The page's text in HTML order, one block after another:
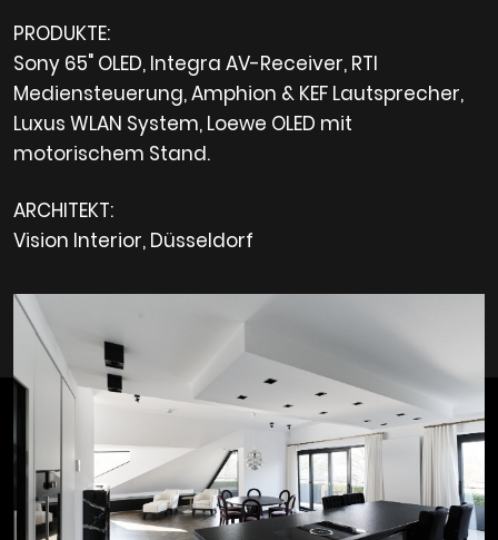
PRODUKTE:
Sony 65" OLED, Integra AV-Receiver, RTI
Mediensteuerung, Amphion & KEF Lautsprecher,
Luxus WLAN System, Loewe OLED mit
motorischem Stand.
ARCHITEKT:
Vision Interior, Düsseldorf